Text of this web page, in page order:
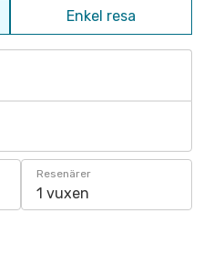
Enkel resa
Resenärer
1 vuxen